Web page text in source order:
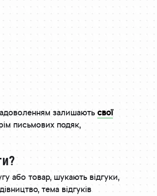
залишаютьсвої
письмових подяк,
або товар, шукають відгуки,
тема відгуків